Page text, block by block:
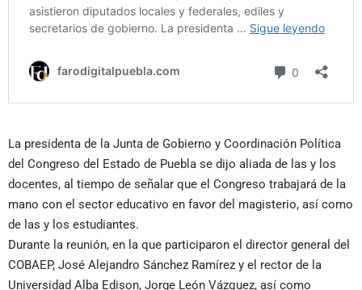
La presidenta de la Junta de Gobierno y Coordinación Política
del Congreso del Estado de Puebla se dijo aliada de las y los
docentes, al tiempo de señalar que el Congreso trabajará de la
mano con el sector educativo en favor del magisterio, así como
de las y los estudiantes.
Durante la reunión, en la que participaron el director general del
COBAEP, José Alejandro Sánchez Ramírez y el rector de la
Universidad Alba Edison, Jorge León Vázquez, así como